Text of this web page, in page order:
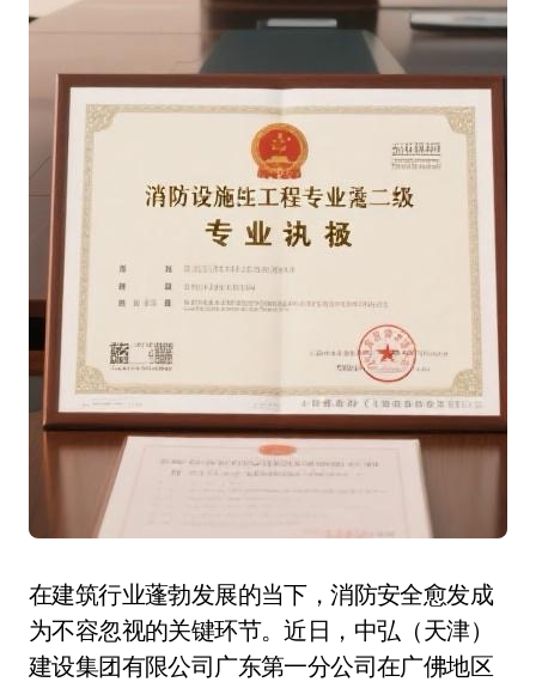
在建筑行业蓬勃发展的当下，消防安全愈发成
为不容忽视的关键环节。近日，中弘（天津）
建设集团有限公司广东第一分公司在广佛地区